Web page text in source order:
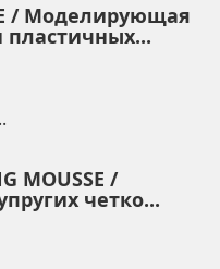
/ Моделирующая
пластичных...
MOUSSE /
четко...